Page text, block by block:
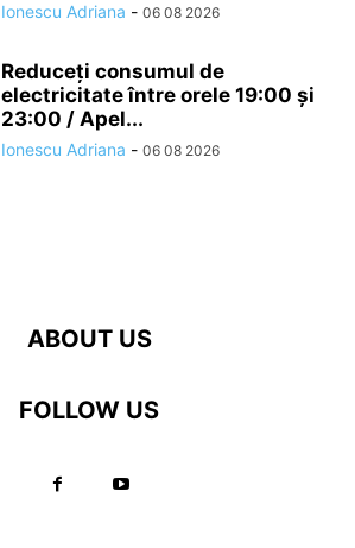
Ionescu Adriana - 06 08 2026
Reduceți consumul de
electricitate între orele 19:00 și
23:00 / Apel...
Ionescu Adriana - 06 08 2026
ABOUT US
FOLLOW US